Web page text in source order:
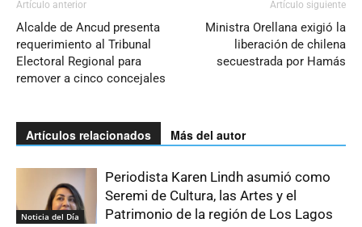
Artículo anterior
Alcalde de Ancud presenta
requerimiento al Tribunal
Electoral Regional para
remover a cinco concejales
Artículo siguiente
Ministra Orellana exigió la
liberación de chilena
secuestrada por Hamás
Artículos relacionados Más del autor
Noticia del Día
Periodista Karen Lindh asumió como
Seremi de Cultura, las Artes y el
Patrimonio de la región de Los Lagos